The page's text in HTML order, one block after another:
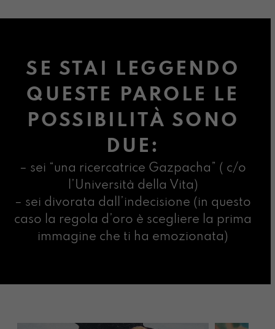
SE STAI LEGGENDO
QUESTE PAROLE LE
POSSIBILITÀ SONO
DUE:
– sei “una ricercatrice Gazpacha” ( c/o
l’Università della Vita)
– sei divorata dall’indecisione (in questo
caso la regola d’oro è scegliere la prima
immagine che ti ha emozionata)